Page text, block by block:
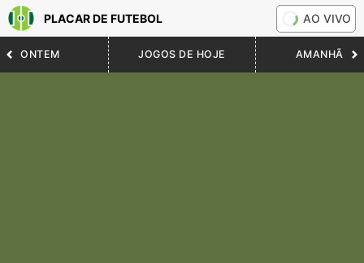
PLACAR DE FUTEBOL AO VIVO
ONTEM JOGOS DE HOJE AMANHÃ